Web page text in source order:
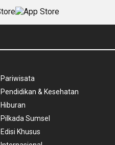
Pariwisata
Pendidikan & Kesehatan
Hiburan
Pilkada Sumsel
Edisi Khusus